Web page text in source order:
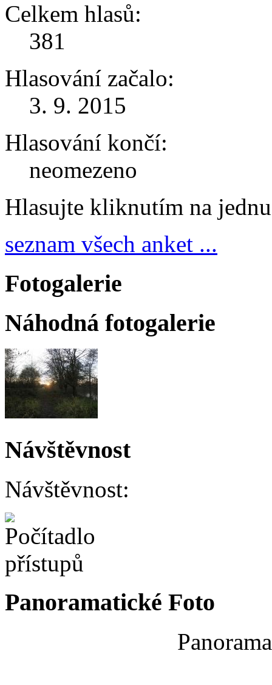
Celkem hlasů:
381
Hlasování začalo:
3. 9. 2015
Hlasování končí:
neomezeno
Hlasujte kliknutím na
seznam všech anket ...
Fotogalerie
Náhodná fotogalerie
Návštěvnost
Návštěvnost:
Panoramatické Foto